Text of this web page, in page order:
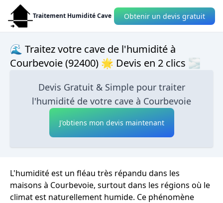
Traitement Humidité Cave Obtenir un devis gratuit
🌊 Traitez votre cave de l'humidité à
Courbevoie (92400) 🌟 Devis en 2 clics 🌫
Devis Gratuit & Simple pour traiter
l'humidité de votre cave à Courbevoie
J'obtiens mon devis maintenant
L'humidité est un fléau très répandu dans les
maisons à Courbevoie, surtout dans les régions où le
climat est naturellement humide. Ce phénomène